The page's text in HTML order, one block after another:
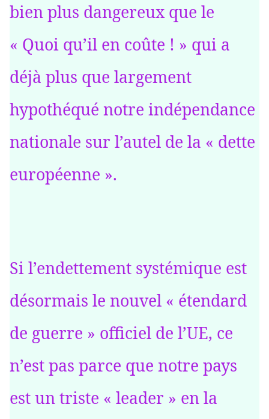
bien plus dangereux que le
« Quoi qu’il en coûte ! » qui a
déjà plus que largement
hypothéqué notre indépendance
nationale sur l’autel de la « dette
européenne ».
Si l’endettement systémique est
désormais le nouvel « étendard
de guerre » officiel de l’UE, ce
n’est pas parce que notre pays
est un triste « leader » en la